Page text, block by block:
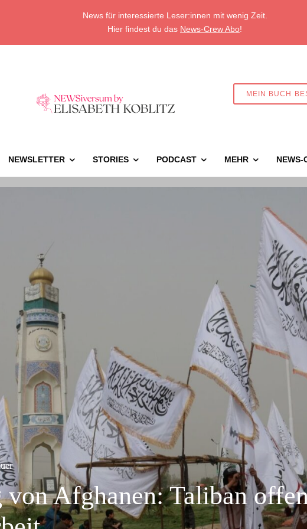
News für interessierte Leser:innen mit wenig Zeit.
Hier findest du das News-Crew Abo!
MEIN BUCH
NEWSLETTER STORIES PODCAST MEHR NEWS-
von Afghanen: Taliban